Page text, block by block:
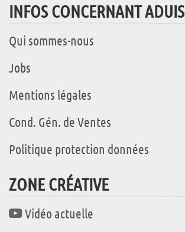
INFOS CONCERNANT ADUIS
Qui sommes-nous
Jobs
Mentions légales
Cond. Gén. de Ventes
Politique protection données
ZONE CRÉATIVE
Vidéo actuelle